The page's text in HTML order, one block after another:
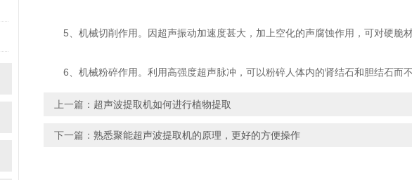
5、机械切削作用。因超声振动加速度甚大，加上空化的声腐蚀作用，可对硬脆材
6、机械粉碎作用。利用高强度超声脉冲，可以粉碎人体内的肾结石和胆结石而不
上一篇： 超声波提取机如何进行植物提取
下一篇： 熟悉聚能超声波提取机的原理，更好的方便操作